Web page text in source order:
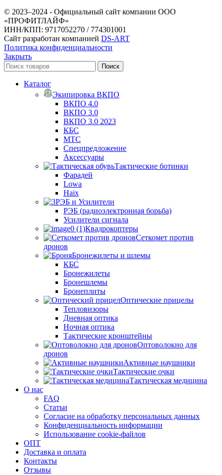
© 2023–2024 - Официальный сайт компании ООО
«ПРОФИТЛАЙФ»
ИНН/КПП: 9717052270 / 774301001
Сайт разработан компанией DS-ART
Политика конфиденциальности
Закрыть
Поиск
Каталог
Экипировка ВКПО
ВКПО 4.0
ВКПО 3.0
ВКПО 3.0 2023
КБС
МТС
Спецпредложение
Аксессуары
Тактические ботинки
Фарадей
Lowa
Haix
РЭБ и Усилители
РЭБ (радиоэлектронная борьба)
Усилители сигнала
Квадрокоптеры
Сеткомет против
дронов
Бронежилеты и шлемы
КБС
Бронежилеты
Бронешлемы
Бронеплиты
Оптические прицелы
Тепловизоры
Дневная оптика
Ночная оптика
Тактические кронштейны
Оптоволокно для
дронов
Активные наушники
Тактические очки
Тактическая медицина
О нас
FAQ
Статьи
Согласие на обработку персональных данных
Конфиденциальность информации
Использование cookie-файлов
ОПТ
Доставка и оплата
Контакты
Отзывы